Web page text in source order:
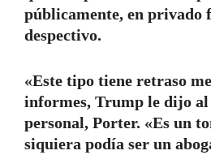
públicamente, en privado
despectivo.
«Este tipo tiene retraso
informes, Trump le dijo al
personal, Porter. «Es un
siquiera podía ser un